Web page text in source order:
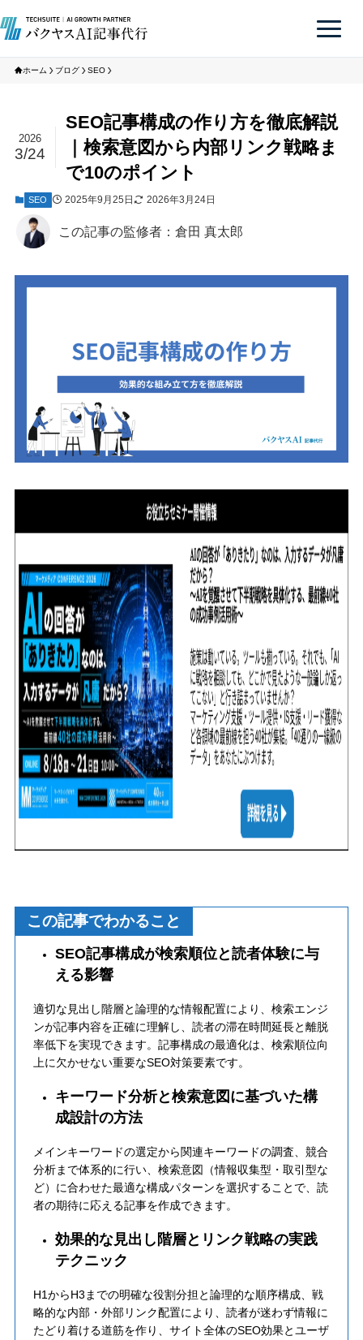
ホーム ブログ SEO
SEO記事構成の作り方を徹底解説
｜検索意図から内部リンク戦略ま
で10のポイント
2026
3/24
SEO 2025年9月25日 2026年3月24日
この記事の監修者：倉田 真太郎
この記事でわかること
SEO記事構成が検索順位と読者体験に与
える影響
適切な見出し階層と論理的な情報配置により、検索エンジ
ンが記事内容を正確に理解し、読者の滞在時間延長と離脱
率低下を実現できます。記事構成の最適化は、検索順位向
上に欠かせない重要なSEO対策要素です。
キーワード分析と検索意図に基づいた構
成設計の方法
メインキーワードの選定から関連キーワードの調査、競合
分析まで体系的に行い、検索意図（情報収集型・取引型な
ど）に合わせた最適な構成パターンを選択することで、読
者の期待に応える記事を作成できます。
効果的な見出し階層とリンク戦略の実践
テクニック
H1からH3までの明確な役割分担と論理的な順序構成、戦
略的な内部・外部リンク配置により、読者が迷わず情報に
たどり着ける道筋を作り、サイト全体のSEO効果とユーザ